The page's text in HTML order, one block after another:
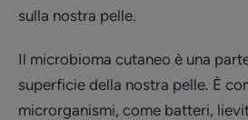
sulla nostra pelle.
Il microbioma cutaneo è una
superficie della nostra pelle. È
microrganismi, come batteri,